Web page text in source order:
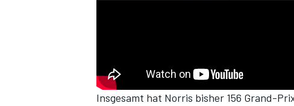
Insgesamt hat Norris bisher 156 Grand-